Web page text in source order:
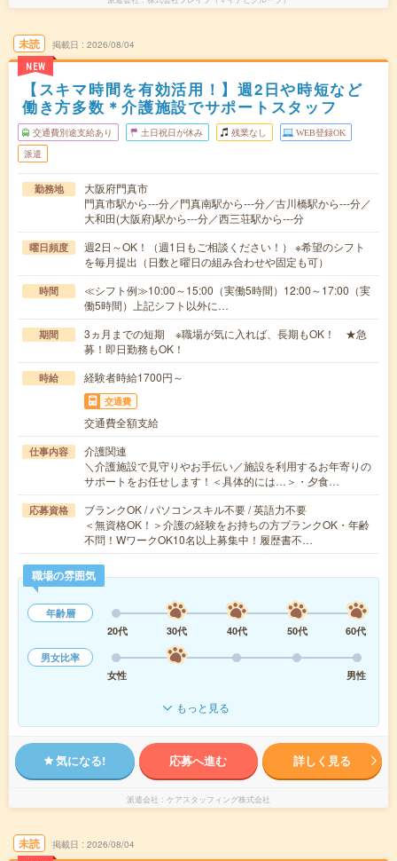
未読
NEW
掲載日 2026/08/04
【スキマ時間を有効活用！】週2日や時短など
働き方多数＊介護施設でサポートスタッフ
交通費別途支給あり 土日祝日が休み 残業なし WEB登録OK
派遣
勤務地
大阪府門真市
門真市駅から---分／門真南駅から---分／古川橋駅から---分／
大和田(大阪府)駅から---分／西三荘駅から---分
曜日頻度
週2日～OK！（週1日もご相談ください！） ※希望のシフト
を毎月提出（日数と曜日の組み合わせや固定も可）
時間
≪シフト例≫10:00～15:00（実働5時間）12:00～17:00（実
働5時間）上記シフト以外に…
期間
3ヵ月までの短期 ※職場が気に入れば、長期もOK！ ★急
募！即日勤務もOK！
時給 経験者時給1700円～
交通費
交通費全額支給
仕事内容
介護関連
＼介護施設で見守りやお手伝い／施設を利用するお年寄りの
サポートをお任せします！＜具体的には…＞・夕食…
応募資格
ブランクOK / パソコンスキル不要 / 英語力不要
＜無資格OK！＞介護の経験をお持ちの方ブランクOK・年齢
不問！WワークOK10名以上募集中！履歴書不…
職場の雰囲気
年齢層
20代
30代 40代 50代
60代
男女比率
女性
男性
もっと見る
気になる! 応募へ進む 詳しく見る
派遣会社 ケアスタッフィング株式会社
未読 掲載日 2026/08/04